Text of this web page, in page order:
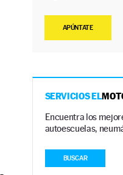
APÚNTATE
SERVICIOS EL
Encuentra los
autoescuelas,
BUSCAR